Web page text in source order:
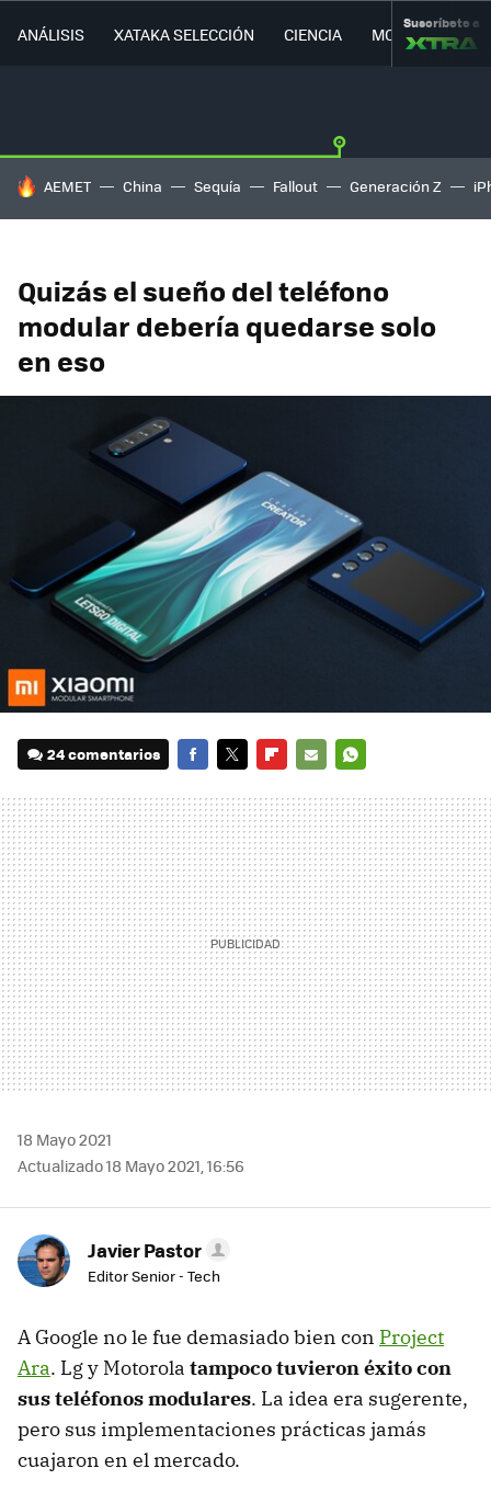
ANÁLISIS XATAKA SELECCIÓN CIENCIA MOVILIDAD
Suscríbete a
HOY SE HABLA DE
AEMET China Sequía Fallout Generación Z
Quizás el sueño del teléfono
modular debería quedarse solo
en eso
24 comentarios
MAIL
18 Mayo 2021
Actualizado 18 Mayo 2021, 16:56
Javier Pastor
Editor Senior - Tech
A Google no le fue demasiado bien con Project
Ara. Lg y Motorola tampoco tuvieron éxito con
sus teléfonos modulares. La idea era sugerente,
pero sus implementaciones prácticas jamás
cuajaron en el mercado.